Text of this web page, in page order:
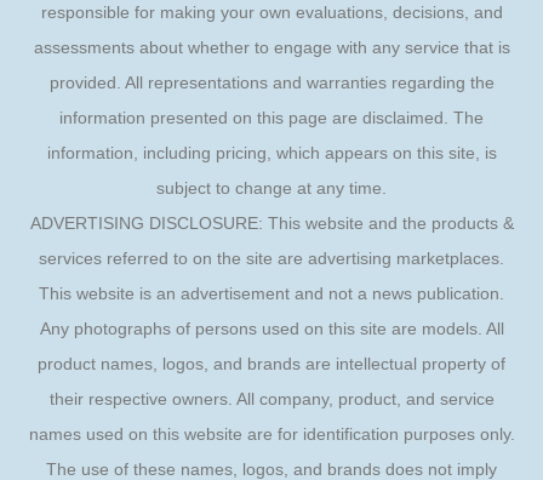
responsible for making your own evaluations, decisions, and
assessments about whether to engage with any service that is
provided. All representations and warranties regarding the
information presented on this page are disclaimed. The
information, including pricing, which appears on this site, is
subject to change at any time.
ADVERTISING DISCLOSURE: This website and the products &
services referred to on the site are advertising marketplaces.
This website is an advertisement and not a news publication.
Any photographs of persons used on this site are models. All
product names, logos, and brands are intellectual property of
their respective owners. All company, product, and service
names used on this website are for identification purposes only.
The use of these names, logos, and brands does not imply